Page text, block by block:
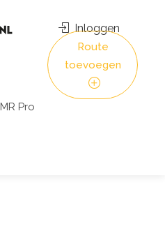
MR Pro
Inloggen
Route
toevoegen